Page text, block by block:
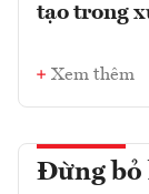
tạo trong
Xem thêm
Đừng bỏ